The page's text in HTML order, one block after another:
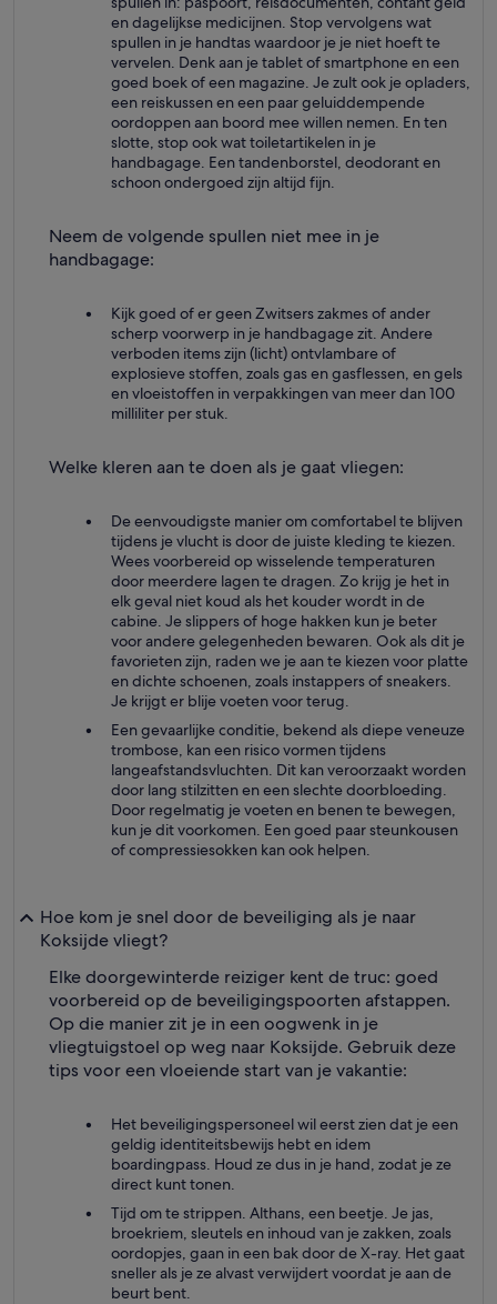
en dagelijkse medicijnen. Stop vervolgens wat
spullen in je handtas waardoor je je niet hoeft te
vervelen. Denk aan je tablet of smartphone en een
goed boek of een magazine. Je zult ook je opladers,
een reiskussen en een paar geluiddempende
oordoppen aan boord mee willen nemen. En ten
slotte, stop ook wat toiletartikelen in je
handbagage. Een tandenborstel, deodorant en
schoon ondergoed zijn altijd fijn.
Neem de volgende spullen niet mee in je
handbagage:
Kijk goed of er geen Zwitsers zakmes of ander
scherp voorwerp in je handbagage zit. Andere
verboden items zijn (licht) ontvlambare of
explosieve stoffen, zoals gas en gasflessen, en gels
en vloeistoffen in verpakkingen van meer dan 100
milliliter per stuk.
Welke kleren aan te doen als je gaat vliegen:
De eenvoudigste manier om comfortabel te blijven
tijdens je vlucht is door de juiste kleding te kiezen.
Wees voorbereid op wisselende temperaturen
door meerdere lagen te dragen. Zo krijg je het in
elk geval niet koud als het kouder wordt in de
cabine. Je slippers of hoge hakken kun je beter
voor andere gelegenheden bewaren. Ook als dit je
favorieten zijn, raden we je aan te kiezen voor platte
en dichte schoenen, zoals instappers of sneakers.
Je krijgt er blije voeten voor terug.
Een gevaarlijke conditie, bekend als diepe veneuze
trombose, kan een risico vormen tijdens
langeafstandsvluchten. Dit kan veroorzaakt worden
door lang stilzitten en een slechte doorbloeding.
Door regelmatig je voeten en benen te bewegen,
kun je dit voorkomen. Een goed paar steunkousen
of compressiesokken kan ook helpen.
Hoe kom je snel door de beveiliging als je naar
Koksijde vliegt?
Elke doorgewinterde reiziger kent de truc: goed
voorbereid op de beveiligingspoorten afstappen.
Op die manier zit je in een oogwenk in je
vliegtuigstoel op weg naar Koksijde. Gebruik deze
tips voor een vloeiende start van je vakantie:
Het beveiligingspersoneel wil eerst zien dat je een
geldig identiteitsbewijs hebt en idem
boardingpass. Houd ze dus in je hand, zodat je ze
direct kunt tonen.
Tijd om te strippen. Althans, een beetje. Je jas,
broekriem, sleutels en inhoud van je zakken, zoals
oordopjes, gaan in een bak door de X-ray. Het gaat
sneller als je ze alvast verwijdert voordat je aan de
beurt bent.